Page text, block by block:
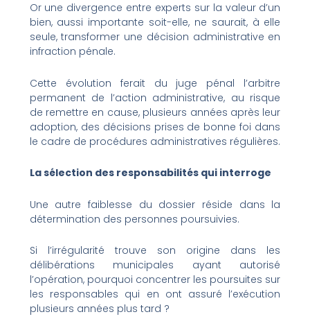
Or une divergence entre experts sur la valeur d’un
bien, aussi importante soit-elle, ne saurait, à elle
seule, transformer une décision administrative en
infraction pénale.
Cette évolution ferait du juge pénal l’arbitre
permanent de l’action administrative, au risque
de remettre en cause, plusieurs années après leur
adoption, des décisions prises de bonne foi dans
le cadre de procédures administratives régulières.
La sélection des responsabilités qui interroge
Une autre faiblesse du dossier réside dans la
détermination des personnes poursuivies.
Si l’irrégularité trouve son origine dans les
délibérations municipales ayant autorisé
l’opération, pourquoi concentrer les poursuites sur
les responsables qui en ont assuré l’exécution
plusieurs années plus tard ?